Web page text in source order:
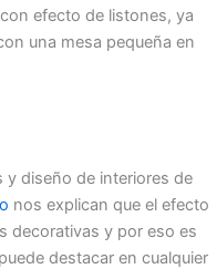
efecto de listones, ya
una mesa pequeña en
diseño de interiores de
nos explican que el efecto
decorativas y por eso es
destacar en cualquier